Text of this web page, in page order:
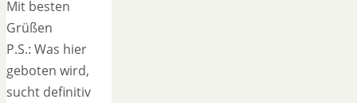
Mit besten
Grüßen
P.S.: Was hier
geboten wird,
sucht definitiv